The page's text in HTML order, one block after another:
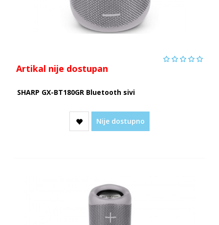
Artikal nije dostupan
SHARP GX-BT180GR Bluetooth sivi
Nije dostupno